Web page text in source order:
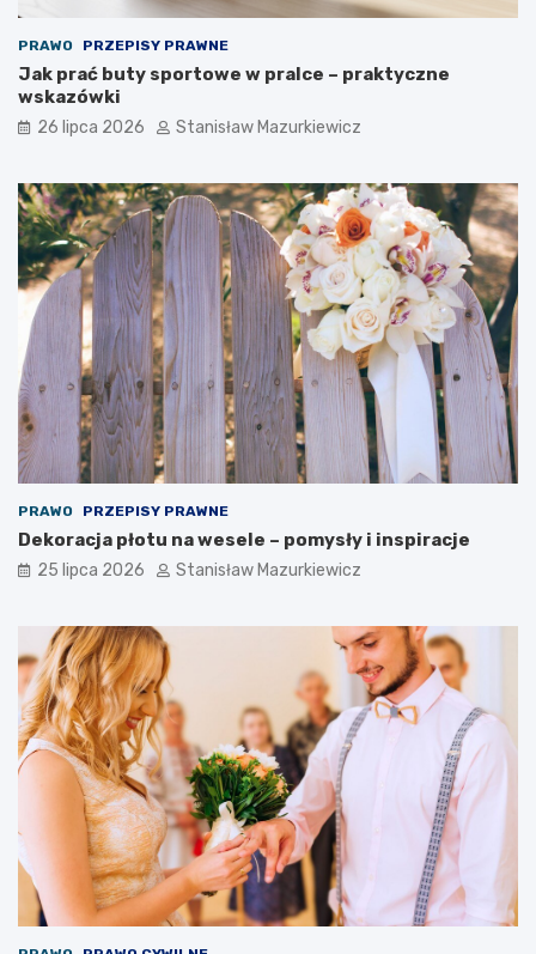
PRAWO PRZEPISY PRAWNE
Jak prać buty sportowe w pralce – praktyczne
wskazówki
26 lipca 2026 Stanisław Mazurkiewicz
PRAWO PRZEPISY PRAWNE
Dekoracja płotu na wesele – pomysły i inspiracje
25 lipca 2026 Stanisław Mazurkiewicz